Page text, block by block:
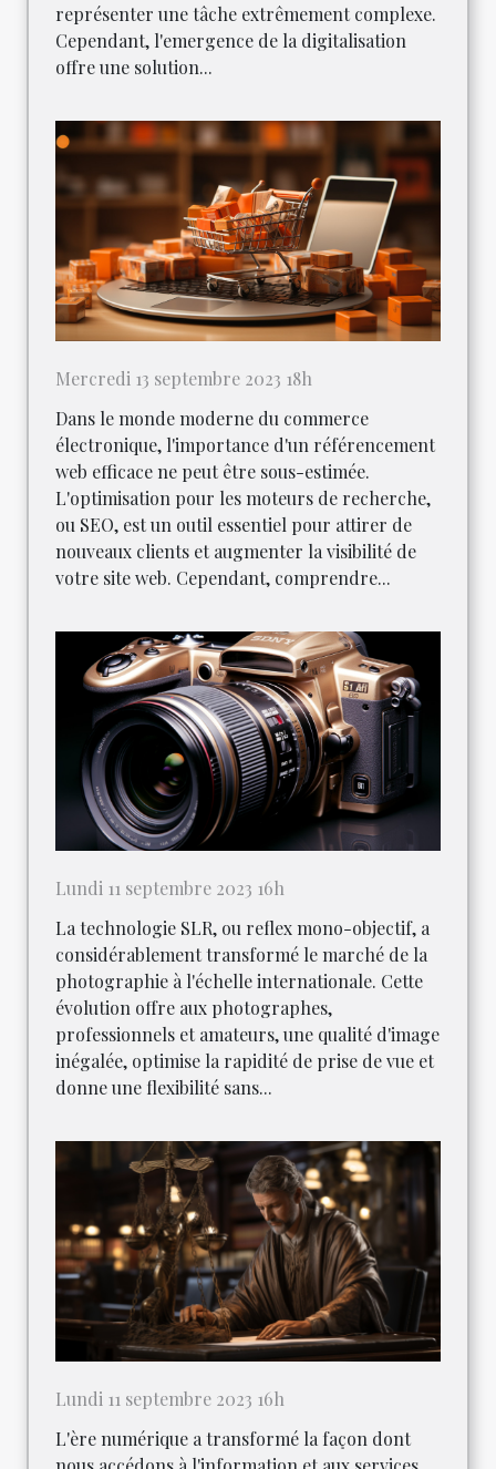
représenter une tâche extrêmement complexe.
Cependant, l'emergence de la digitalisation
offre une solution...
Mercredi 13 septembre 2023 18h
Dans le monde moderne du commerce
électronique, l'importance d'un référencement
web efficace ne peut être sous-estimée.
L'optimisation pour les moteurs de recherche,
ou SEO, est un outil essentiel pour attirer de
nouveaux clients et augmenter la visibilité de
votre site web. Cependant, comprendre...
Lundi 11 septembre 2023 16h
La technologie SLR, ou reflex mono-objectif, a
considérablement transformé le marché de la
photographie à l'échelle internationale. Cette
évolution offre aux photographes,
professionnels et amateurs, une qualité d'image
inégalée, optimise la rapidité de prise de vue et
donne une flexibilité sans...
Lundi 11 septembre 2023 16h
L'ère numérique a transformé la façon dont